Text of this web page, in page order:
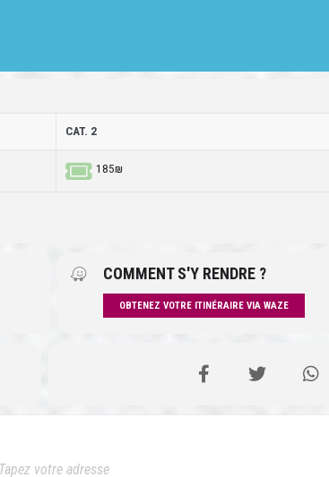
CAT. 2
185₪
COMMENT S'Y RENDRE ?
OBTENEZ VOTRE ITINÉRAIRE VIA WAZE